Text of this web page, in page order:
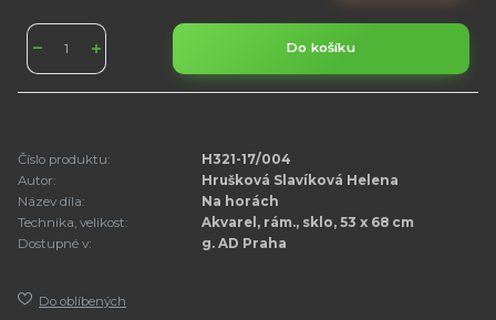
Do košíku
Číslo produktu:
H321-17/004
Autor:
Hrušková Slavíková Helena
Název díla:
Na horách
Technika, velikost:
Akvarel, rám., sklo, 53 x 68 cm
Dostupné v:
g. AD Praha
Do oblíbených